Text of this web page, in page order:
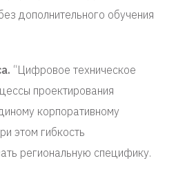
дополнительного обучения
“Цифровое техническое
проектирования
корпоративному
этом гибкость
региональную специфику.